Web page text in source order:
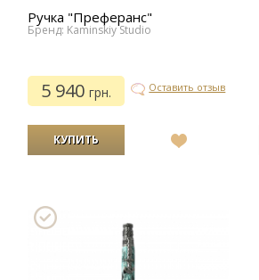
Ручка "Преферанс"
Бренд: Kaminskiy Studio
5 940 грн. Оставить отзыв